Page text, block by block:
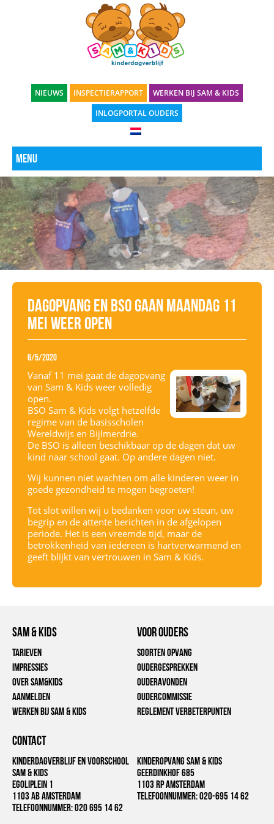
NIEUWS INSPECTIERAPPORT
WERKEN BIJ SAM & KIDS
INLOGPORTAL OUDERS
Menu
Dagopvang en BSO gaan maandag 11
mei weer open
6/5/2020
Vanaf 11 mei gaat de dagopvang
van Sam & Kids weer volledig
open.
BSO Sam & Kids volgt hetzelfde
regime van de basisscholen
Wereldwijs en Bijlmerdrie.
De BSO is alleen beschikbaar op de dagen dat uw
kind naar school gaat. Op andere dagen niet.
Wij kunnen niet wachten om alle kinderen weer in
goede gezondheid te mogen begroeten!
Tot slot willen wij u bedanken voor uw steun, uw
begrip en de attente berichten in de afgelopen
periode. Het is een vreemde tijd, maar de
betrokkenheid van iedereen is hartverwarmend en
geeft blijkt van vertrouwen in Sam & Kids.
Sam & Kids
Tarieven
Impressies
Over Sam&Kids
Aanmelden
Werken bij Sam & Kids
voor ouders
Soorten opvang
Oudergesprekken
Ouderavonden
Oudercommissie
Reglement verbeterpunten
CONTACT
Kinderdagverblijf en Voorschool
Sam & Kids
EGoliplein 1
1103 AB Amsterdam
Telefoonnummer:020 695 14 62
Kinderopvang Sam & Kids
Geerdinkhof 685
1103 RP Amsterdam
Telefoonnummer:020-695 14 62